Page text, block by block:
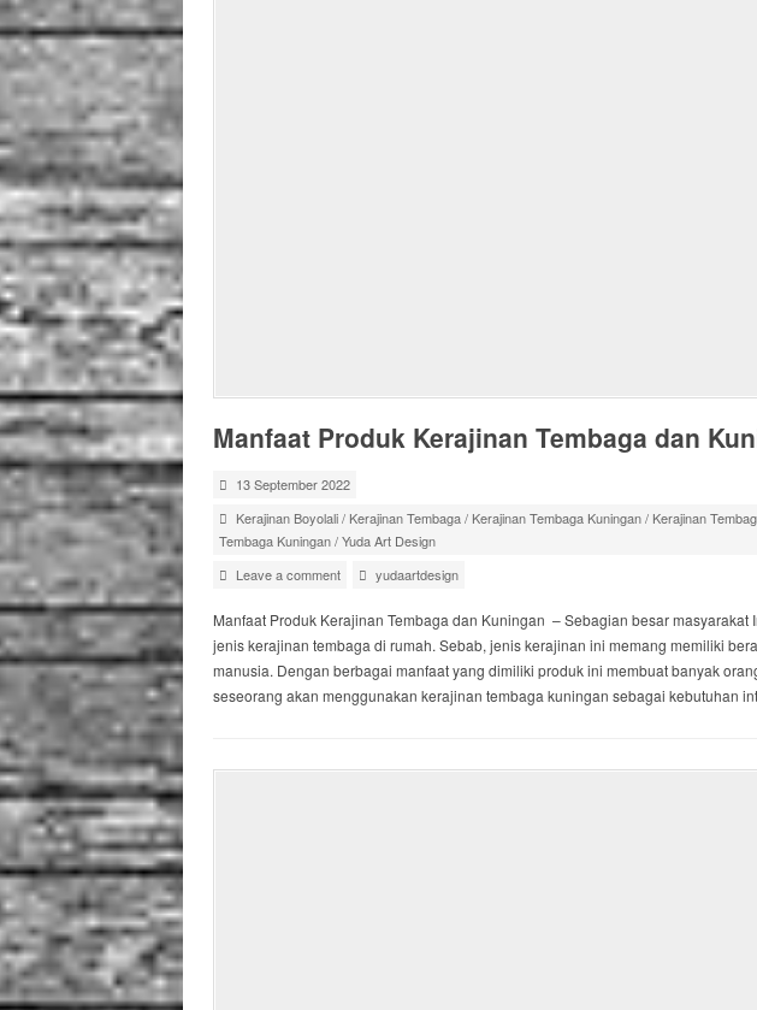
Manfaat Produk Kerajinan Tembaga dan
13 September 2022
Kerajinan Boyolali/ Kerajinan Tembaga/ Kerajinan Tembaga Kuningan/ Kerajinan
Tembaga Kuningan/Yuda Art Design
Leave a comment
yudaartdesign
Manfaat Produk Kerajinan Tembaga dan Kuningan – Sebagian besar masyarakat
jenis kerajinan tembaga di rumah. Sebab, jenis kerajinan ini memang memiliki
manusia. Dengan berbagai manfaat yang dimiliki produk ini membuat banyak
seseorang akan menggunakan kerajinan tembaga kuningan sebagai kebutuhan